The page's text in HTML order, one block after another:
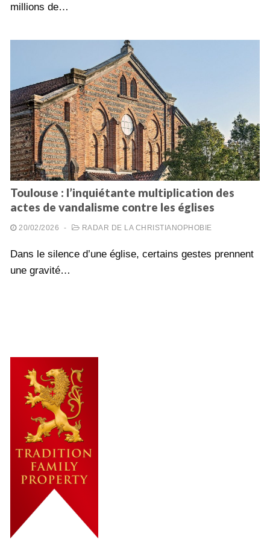
millions de…
Toulouse : l’inquiétante multiplication des
actes de vandalisme contre les églises
20/02/2026 - RADAR DE LA CHRISTIANOPHOBIE
Dans le silence d’une église, certains gestes prennent
une gravité…